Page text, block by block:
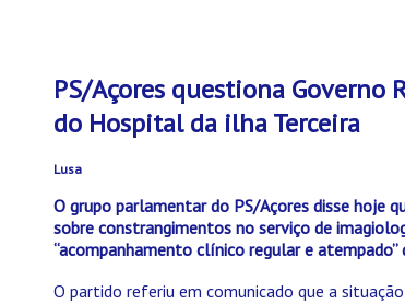
PS/Açores questiona
do Hospital da ilha Terceira
Lusa
O grupo parlamentar do PS/Açores disse hoje
sobre constrangimentos no serviço de
“acompanhamento clínico regular e
O partido referiu em comunicado que a